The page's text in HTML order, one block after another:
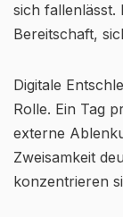
sich fallenlässt.
Bereitschaft,
Digitale
Rolle. Ein Tag
externe
Zweisamkeit
konzentrieren